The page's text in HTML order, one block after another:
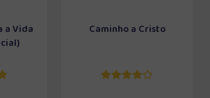
a Vida
Caminho a Cristo